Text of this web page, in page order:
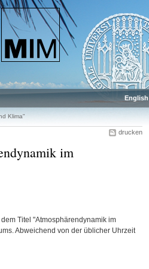
English
Klima"
drucken
im
Titel "Atmosphärendynamik im
Abweichend von der üblicher Uhrzeit